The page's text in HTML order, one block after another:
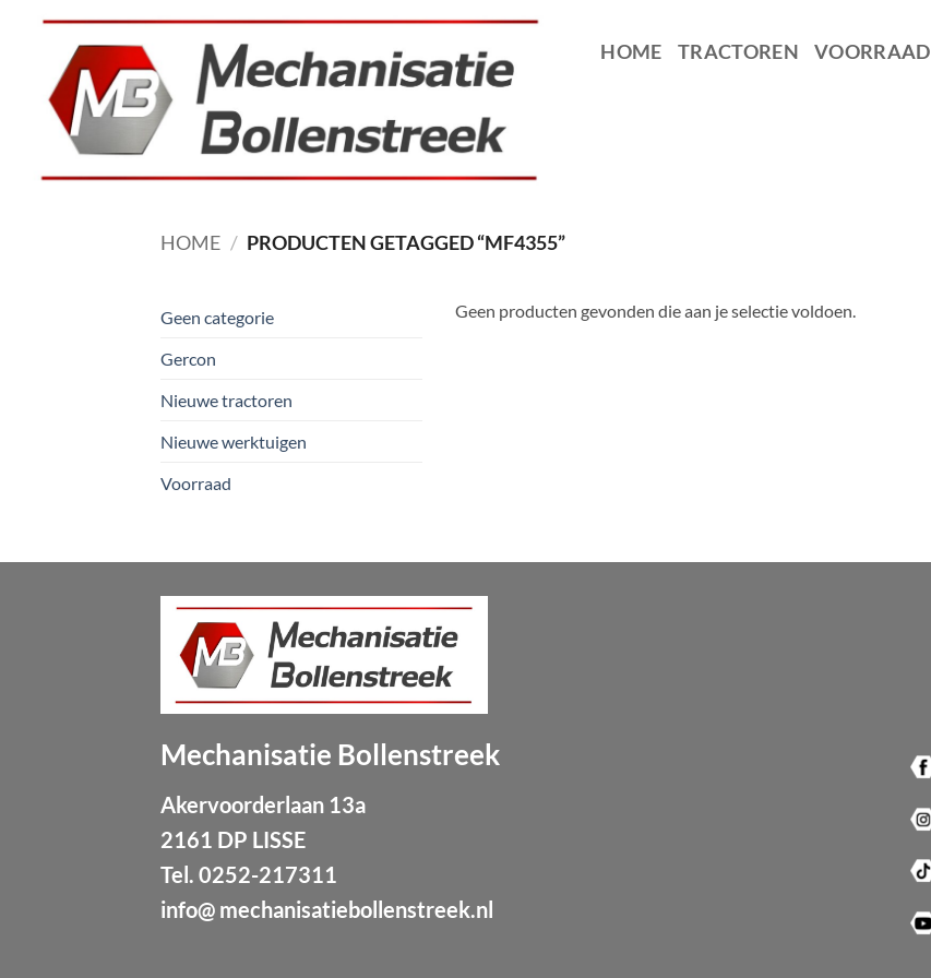
HOME TRACTOREN VOORRAAD
HOME / PRODUCTEN GETAGGED “MF4355”
Geen categorie
Gercon
Nieuwe tractoren
Nieuwe werktuigen
Voorraad
Geen producten gevonden die aan je selectie voldoen.
Mechanisatie Bollenstreek
Akervoorderlaan 13a
2161 DP LISSE
Tel. 0252-217311
info@ mechanisatiebollenstreek.nl